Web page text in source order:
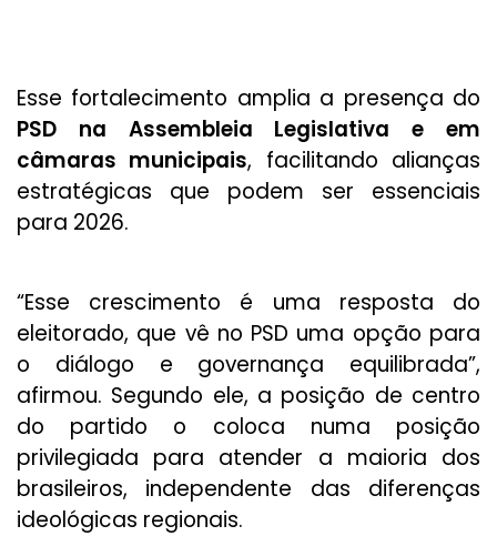
Esse fortalecimento amplia a presença do
PSD na Assembleia Legislativa e em
câmaras municipais, facilitando alianças
estratégicas que podem ser essenciais
para 2026.
“Esse crescimento é uma resposta do
eleitorado, que vê no PSD uma opção para
o diálogo e governança equilibrada”,
afirmou. Segundo ele, a posição de centro
do partido o coloca numa posição
privilegiada para atender a maioria dos
brasileiros, independente das diferenças
ideológicas regionais.